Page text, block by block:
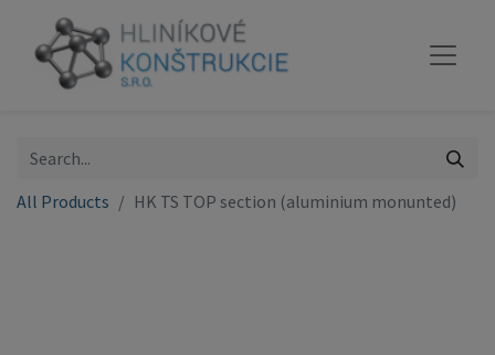
All Products HK TS TOP section (aluminium monunted)